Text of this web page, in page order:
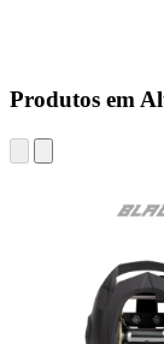
Produtos em